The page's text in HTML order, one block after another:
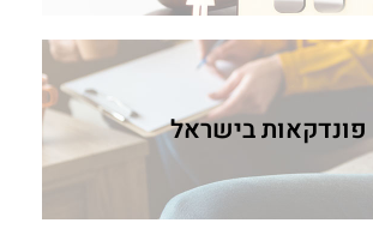
פונדקאות בישראל